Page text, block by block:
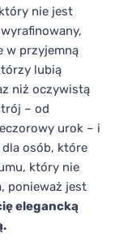
nie jest
w przyjemną
lubią
niż oczywistą
– od
urok – i
dla osób, które
który nie
ponieważ jest
elegancką